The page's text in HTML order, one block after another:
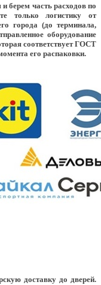
берем часть расходов по
только логистику от
города (до терминала,
оборудование
соответствует ГОСТ
его распаковки.
доставку до дверей.